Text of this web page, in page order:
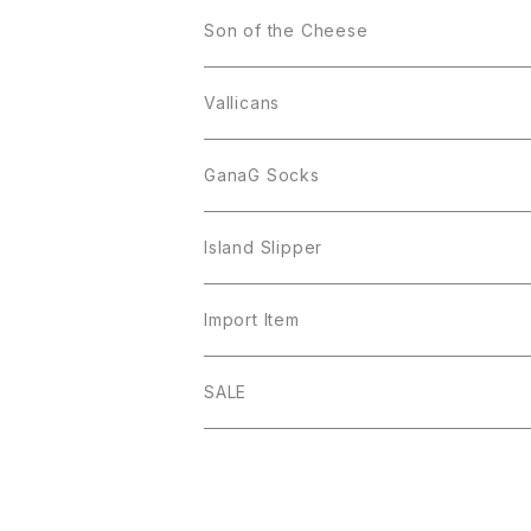
Son of the Cheese
Vallicans
GanaG Socks
Island Slipper
Import Item
SALE